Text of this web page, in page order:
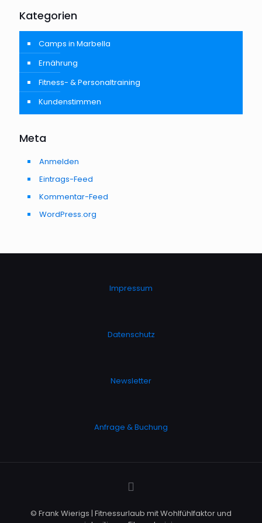
Kategorien
Camps in Marbella
Ernährung
Fitness- & Personaltraining
Kundenstimmen
Meta
Anmelden
Eintrags-Feed
Kommentar-Feed
WordPress.org
Impressum
Datenschutz
Newsletter
Anfrage & Buchung
© Frank Wierigs | Fitnessurlaub mit Wohlfühlfaktor und